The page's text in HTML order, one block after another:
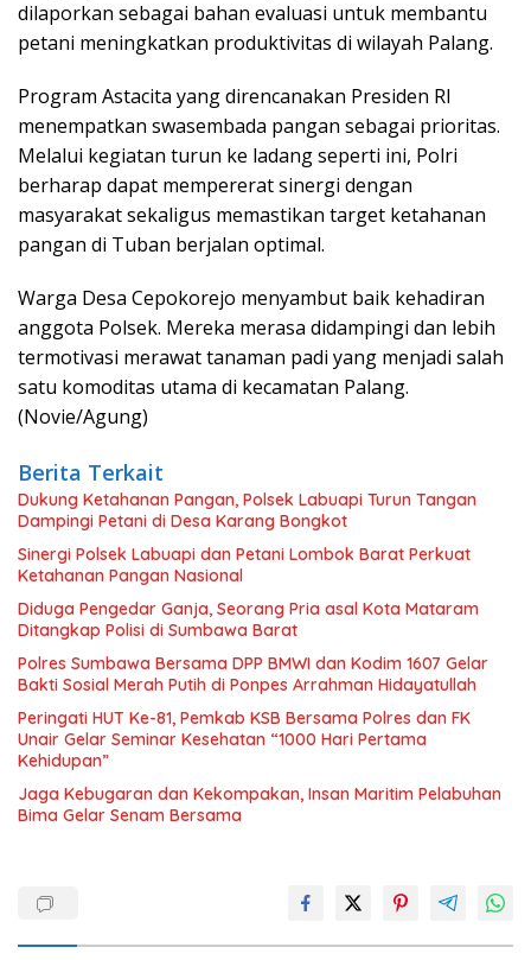
dilaporkan sebagai bahan evaluasi untuk membantu
petani meningkatkan produktivitas di wilayah Palang.
Program Astacita yang direncanakan Presiden RI
menempatkan swasembada pangan sebagai prioritas.
Melalui kegiatan turun ke ladang seperti ini, Polri
berharap dapat mempererat sinergi dengan
masyarakat sekaligus memastikan target ketahanan
pangan di Tuban berjalan optimal.
Warga Desa Cepokorejo menyambut baik kehadiran
anggota Polsek. Mereka merasa didampingi dan lebih
termotivasi merawat tanaman padi yang menjadi salah
satu komoditas utama di kecamatan Palang.
(Novie/Agung)
Berita Terkait
Dukung Ketahanan Pangan, Polsek Labuapi Turun Tangan
Dampingi Petani di Desa Karang Bongkot
Sinergi Polsek Labuapi dan Petani Lombok Barat Perkuat
Ketahanan Pangan Nasional
Diduga Pengedar Ganja, Seorang Pria asal Kota Mataram
Ditangkap Polisi di Sumbawa Barat
Polres Sumbawa Bersama DPP BMWI dan Kodim 1607 Gelar
Bakti Sosial Merah Putih di Ponpes Arrahman Hidayatullah
Peringati HUT Ke-81, Pemkab KSB Bersama Polres dan FK
Unair Gelar Seminar Kesehatan “1000 Hari Pertama
Kehidupan”
Jaga Kebugaran dan Kekompakan, Insan Maritim Pelabuhan
Bima Gelar Senam Bersama